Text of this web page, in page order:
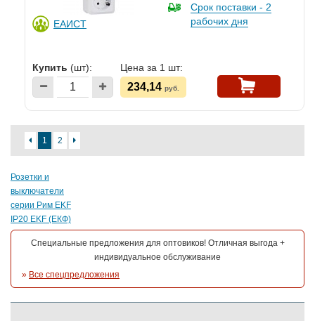
ЕАИСТ
Срок поставки - 2
рабочих дня
Купить (шт): Цена за 1 шт:
234,14 руб.
1 2
Розетки и
выключатели
серии Рим EKF
IP20 EKF (ЕКФ)
Специальные предложения для оптовиков! Отличная выгода +
индивидуальное обслуживание
» Все спецпредложения